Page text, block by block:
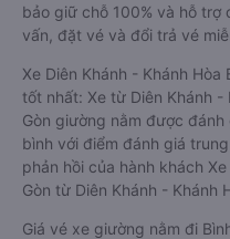
bảo giữ chỗ 100% và hỗ trợ
vấn, đặt vé và đổi trả vé
Xe Diên Khánh - Khánh
tốt nhất: Xe từ Diên Khánh -
Gòn giường nằm được
bình với điểm đánh giá
phản hồi của hành khách
Gòn từ Diên Khánh - Khánh
Giá vé xe giường nằm đi